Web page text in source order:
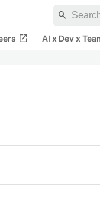
search
open_in_new AI x Dev x